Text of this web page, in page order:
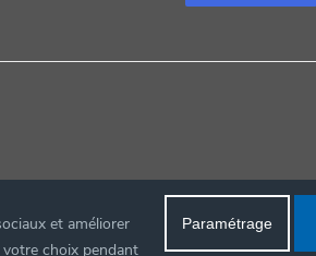
et améliorer
choix pendant
Paramétrage